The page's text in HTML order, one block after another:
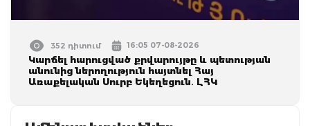
352 դիտում 16:05 07-08-2026
Կարճել հարուցված քրվարույթը և պետության
անունից ներողություն հայտնել Հայ
Առաքելական Սուրբ Եկեղեցուն․ ԼՀԿ